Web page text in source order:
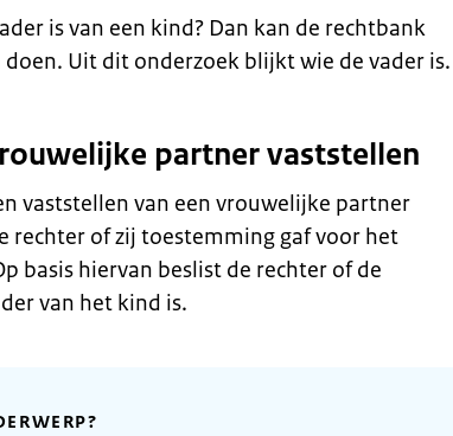
is van een kind? Dan kan de rechtbank
Uit dit onderzoek blijkt wie de vader is.
partner vaststellen
vaststellen van een vrouwelijke partner
rechter of zij toestemming gaf voor het
basis hiervan beslist de rechter of de
van het kind is.